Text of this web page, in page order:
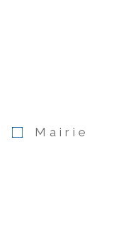
Mairie